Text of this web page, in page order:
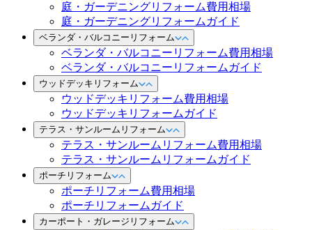
庭・ガーデニングリフォーム費用相場
庭・ガーデニングリフォームガイド
ベランダ・バルコニーリフォーム
ベランダ・バルコニーリフォーム費用相場
ベランダ・バルコニーリフォームガイド
ウッドデッキリフォーム
ウッドデッキリフォーム費用相場
ウッドデッキリフォームガイド
テラス・サンルームリフォーム
テラス・サンルームリフォーム費用相場
テラス・サンルームリフォームガイド
ポーチリフォーム
ポーチリフォーム費用相場
ポーチリフォームガイド
カーポート・ガレージリフォーム